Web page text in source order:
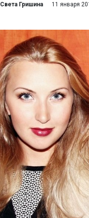
Света Гришина 11 января